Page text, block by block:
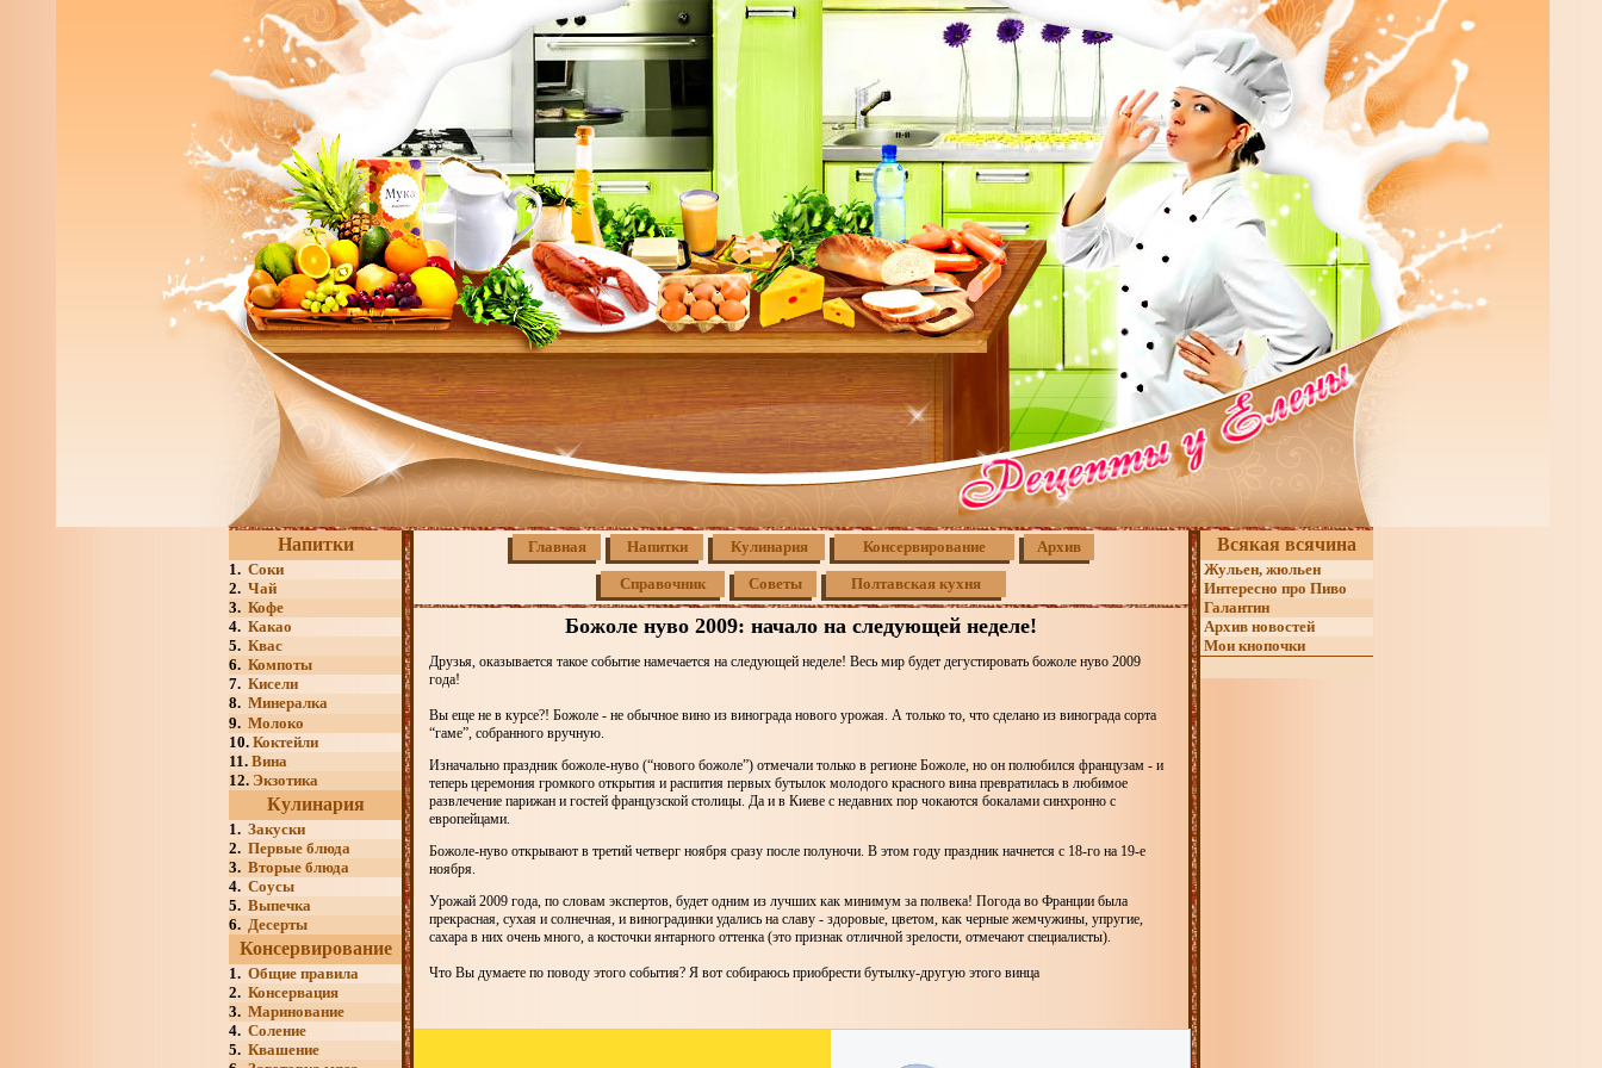
Напитки
1. Соки
2. Чай
3. Кофе
4. Какао
5. Квас
6. Компоты
7. Кисели
8. Минералка
9. Молоко
10. Коктейли
11. Вина
12. Экзотика
Кулинария
1. Закуски
2. Первые блюда
3. Вторые блюда
4. Соусы
5. Выпечка
6. Десерты
Консервирование
1. Общие правила
2. Консервация
3. Маринование
4. Соление
5. Квашение
Главная Напитки Кулинария Консервирование Архив
Справочник Советы Полтавская кухня
Божоле нуво 2009: начало на следующей неделе!
Друзья, оказывается такое событие намечается на следующей неделе! Весь мир будет дегустировать божоле нуво 2009
года!
Вы еще не в курсе?! Божоле - не обычное вино из винограда нового урожая. А только то, что сделано из винограда сорта
“гаме”, собранного вручную.
Изначально праздник божоле-нуво (“нового божоле”) отмечали только в регионе Божоле, но он полюбился французам - и
теперь церемония громкого открытия и распития первых бутылок молодого красного вина превратилась в любимое
развлечение парижан и гостей французской столицы. Да и в Киеве с недавних пор чокаются бокалами синхронно с
европейцами.
Божоле-нуво открывают в третий четверг ноября сразу после полуночи. В этом году праздник начнется с 18-го на 19-е
ноября.
Урожай 2009 года, по словам экспертов, будет одним из лучших как минимум за полвека! Погода во Франции была
прекрасная, сухая и солнечная, и виноградинки удались на славу - здоровые, цветом, как черные жемчужины, упругие,
сахара в них очень много, а косточки янтарного оттенка (это признак отличной зрелости, отмечают специалисты).
Что Вы думаете по поводу этого события? Я вот собираюсь приобрести бутылку-другую этого винца
Всякая всячина
Жульен, жюльен
Интересно про Пиво
Галантин
Архив новостей
Мои кнопочки